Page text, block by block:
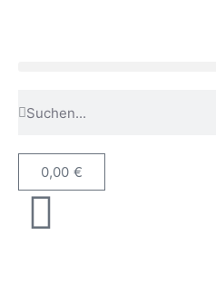
0,00 €